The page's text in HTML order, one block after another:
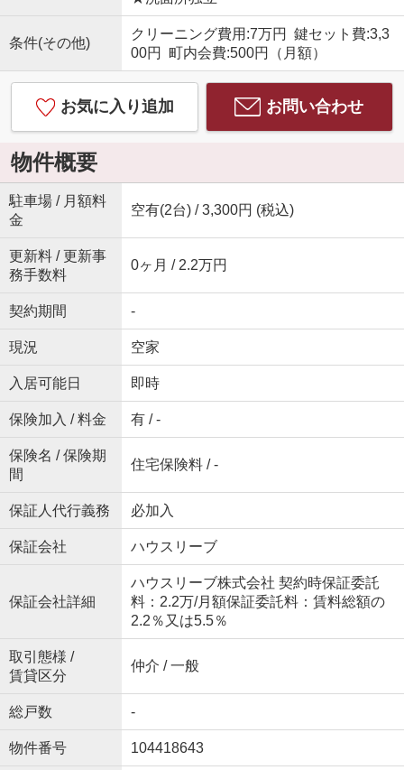
条件(その他)
クリーニング費用:7万円 鍵セット費:3,3
00円 町内会費:500円（月額）
お気に入り追加 お問い合わせ
物件概要
駐車場 / 月額料
金
空有(2台) / 3,300円 (税込)
更新料 / 更新事
務手数料
0ヶ月 / 2.2万円
契約期間 -
現況 空家
入居可能日 即時
保険加入 / 料金 有 / -
保険名 / 保険期
間
住宅保険料 / -
保証人代行義務 必加入
保証会社 ハウスリーブ
保証会社詳細
ハウスリーブ株式会社 契約時保証委託
料：2.2万/月額保証委託料：賃料総額の
2.2％又は5.5％
取引態様 /
賃貸区分
仲介 / 一般
総戸数 -
物件番号 104418643